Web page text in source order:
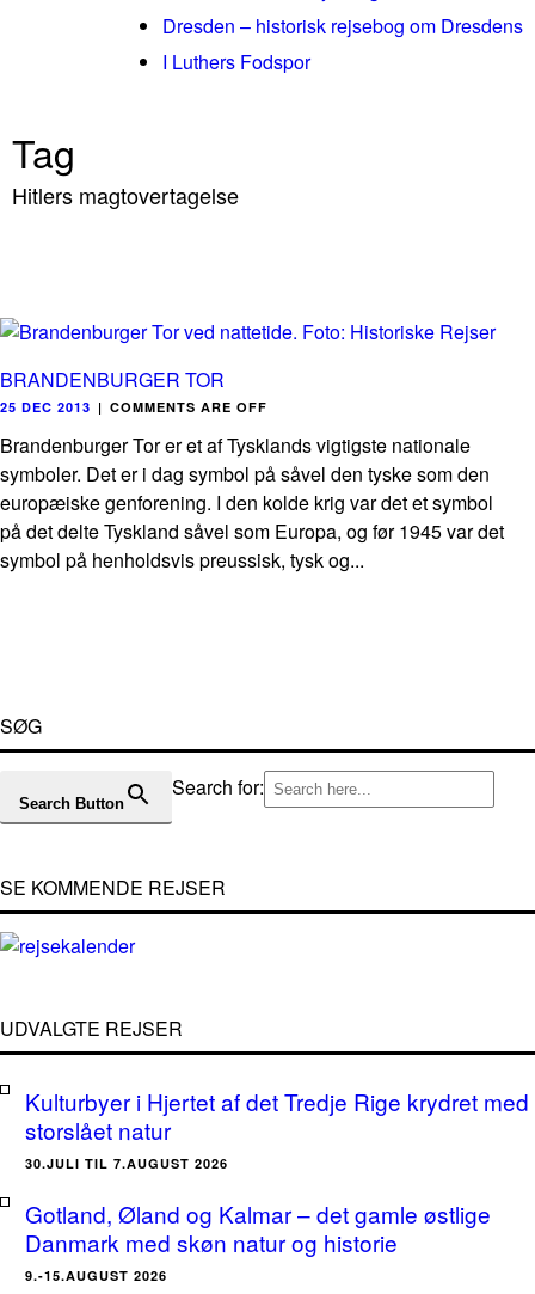
Dresden – historisk rejsebog om Dresdens
I Luthers Fodspor
Tag
Hitlers magtovertagelse
BRANDENBURGER TOR
25 DEC 2013 | COMMENTS ARE OFF
Brandenburger Tor er et af Tysklands vigtigste nationale
symboler. Det er i dag symbol på såvel den tyske som den
europæiske genforening. I den kolde krig var det et symbol
på det delte Tyskland såvel som Europa, og før 1945 var det
symbol på henholdsvis preussisk, tysk og...
SØG
Search for:
Search Button
SE KOMMENDE REJSER
UDVALGTE REJSER
Kulturbyer i Hjertet af det Tredje Rige krydret med
storslået natur
30.JULI TIL 7.AUGUST 2026
Gotland, Øland og Kalmar – det gamle østlige
Danmark med skøn natur og historie
9.-15.AUGUST 2026